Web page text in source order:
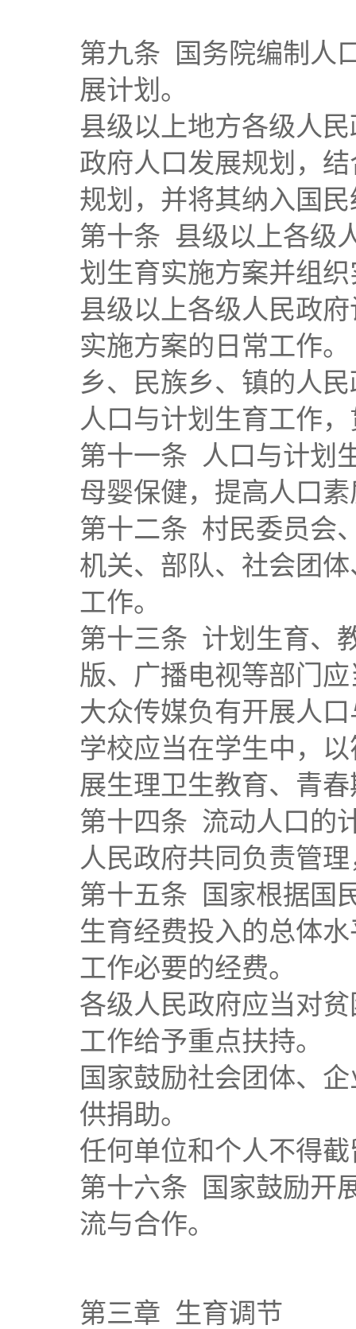
第九条 国务院编制人
展计划。
县级以上地方各级人
政府人口发展规划，
规划，并将其纳入国
第十条 县级以上各级
划生育实施方案并组
县级以上各级人民政
实施方案的日常工作。
乡、民族乡、镇的人
人口与计划生育工作
第十一条 人口与计划
母婴保健，提高人口
第十二条 村民委员会
机关、部队、社会团
工作。
第十三条 计划生育、
版、广播电视等部门
大众传媒负有开展人
学校应当在学生中，
展生理卫生教育、青
第十四条 流动人口的
人民政府共同负责管
第十五条 国家根据国
生育经费投入的总体
工作必要的经费。
各级人民政府应当对
工作给予重点扶持。
国家鼓励社会团体、
供捐助。
任何单位和个人不得
第十六条 国家鼓励开
流与合作。
第三章 生育调节